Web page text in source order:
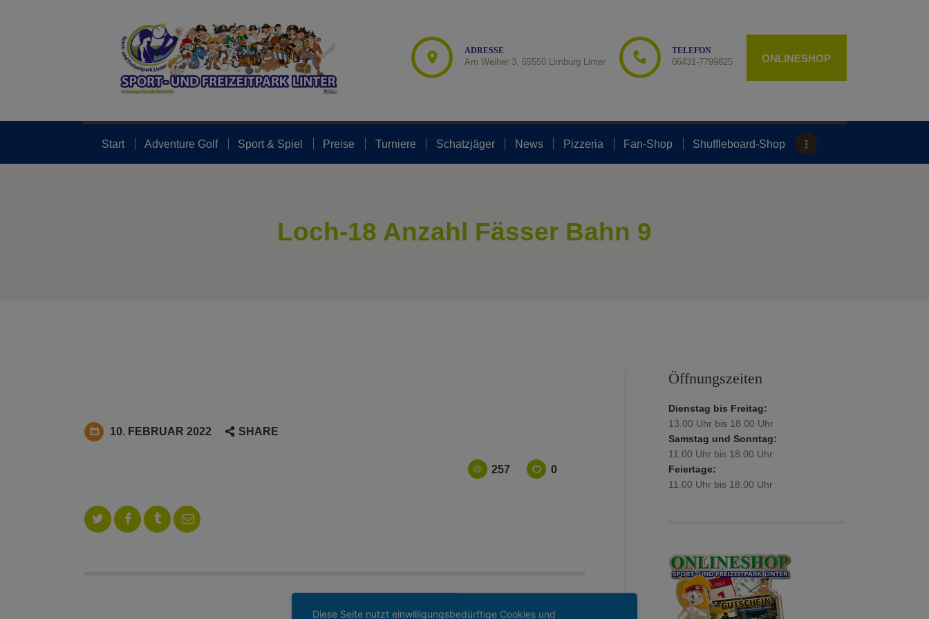
ADRESSE
Am Weiher 3, 65550 Limburg Linter
TELEFON
06431-7799825 ONLINESHOP
Start Adventure Golf Sport & Spiel Preise Turniere Schatzjäger News Pizzeria Fan-Shop Shuffleboard-Shop
Loch-18 Anzahl Fässer Bahn 9
ADVENTURE GOLF
SPORT & SPIEL
TURNIERE
SCHATZJÄGER
PIZZERIA
10. FEBRUAR 2022 SHARE
257 0
Öffnungszeiten
Dienstag bis Freitag:
13.00 Uhr bis 18.00 Uhr
Samstag und Sonntag:
11.00 Uhr bis 18.00 Uhr
Feiertage:
11.00 Uhr bis 18.00 Uhr
Diese Seite nutzt einwilligungsbedürftige Cookies und